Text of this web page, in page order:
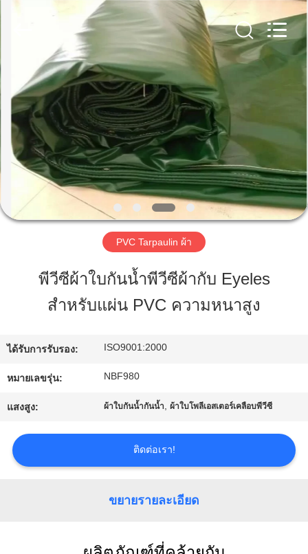
บ้าน
ผลิตภัณฑ์
เกี่ยว
กับ
ควบคุม
คุณภาพ
ติดต่อ
All
Rights
Reserved.
PVC Tarpaulin ผ้า
พีวีซีผ้าใบกันน้ำพีวีซีผ้ากับ Eyeles
สำหรับแผ่น PVC ความหนาสูง
ได้รับการรับรอง: ISO9001:2000
หมายเลขรุ่น: NBF980
แสงสูง: ผ้าใบกันน้ำกันน้ำ,ผ้าใบโพลีเอสเตอร์เคลือบพีวีซี
ติดต่อเรา!
ขยายรายละเอียด